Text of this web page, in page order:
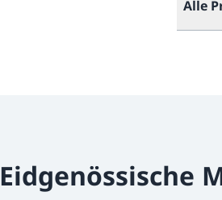
Alle
Eidgenössische